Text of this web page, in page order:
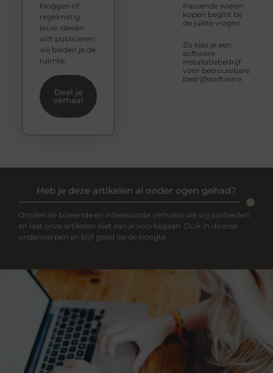
Passende wielen
kopen begint bij
de juiste vragen
Zo kies je een
software
installatiebedrijf
voor betrouwbare
bedrijfssoftware
bloggen of
regelmatig
jouw ideeën
wilt publiceren:
wij bieden je de
ruimte.
Deel je
verhaal
Heb je deze artikelen al onder ogen gehad?
Ontdek de boeiende en interessante verhalen die wij aanbieden
en laat onze artikelen niet aan je voorbijgaan. Duik in diverse
onderwerpen en blijf goed op de hoogte.